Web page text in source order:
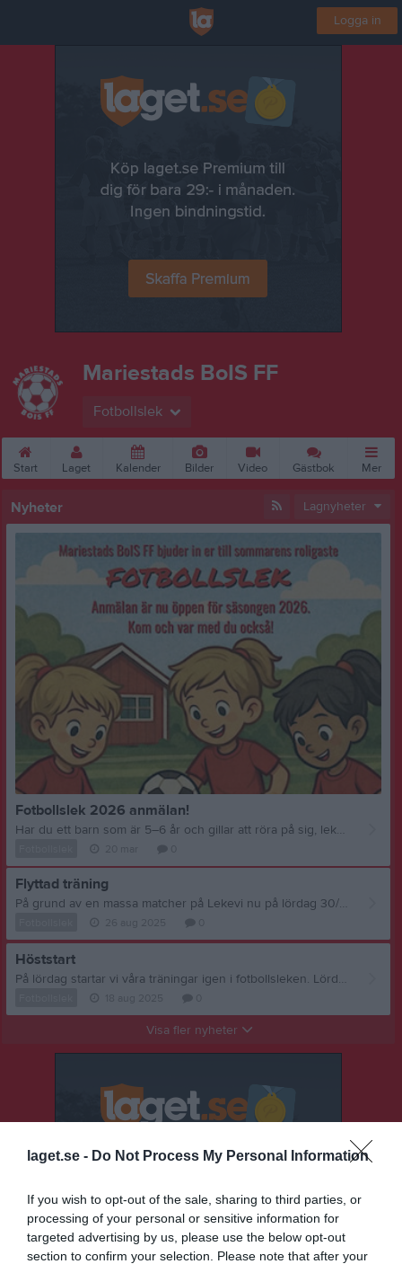
laget.se - Do Not Process My Personal Information
If you wish to opt-out of the sale, sharing to third parties, or
processing of your personal or sensitive information for
targeted advertising by us, please use the below opt-out
section to confirm your selection. Please note that after your
Logga in
Mariestads BoIS FF
Fotbollslek
Start Laget Kalender Bilder Video Gästbok Mer
Nyheter Lagnyheter
Fotbollslek 2026 anmälan!
Har du ett barn som är 5–6 år och gillar att röra på sig, leka och ha kul? Då är Fotbollslek perfekt! Här får barnen prova på fotboll genom lek, enkla övningar och massor av rörelseglädje tillsammans med kompisar. Anmälan sker via länken här nedan! Anmälan fotbollslek 2026
Flyttad träning
På grund av en massa matcher på Lekevi nu på lördag 30/8 när IFK Mariestad har en fotbollens dag så flyttar vi vår träning till den 27/9 som då blir vår sista träning. Hjälp till att sprida till alla. Hälsningar styrelsen
Höststart
På lördag startar vi våra träningar igen i fotbollsleken. Lördagar kl 10.00-11.00 Vi kör 23/8, 30/8, 6/9, 13/9 och avslutar den 20/9. Vi ses på Lekevi
Visa fler nyheter